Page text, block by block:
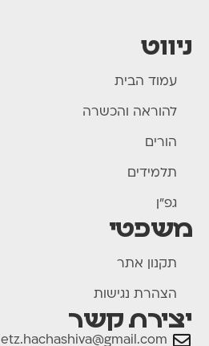
ניווט
עמוד הבית
להוראה והכשרה
הורים
תלמידים
גפ"ן
משפטי
תקנון אתר
הצהרת נגישות
יצירת קשר
etz.hachashiva@gmail.com